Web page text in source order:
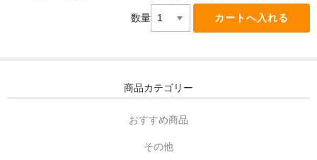
数量
商品カテゴリー
おすすめ商品
その他